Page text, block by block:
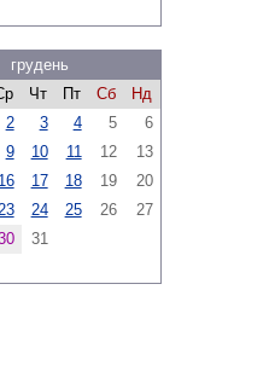
грудень
Чт Пт Сб
Нд
2 3 4 5
6
9 10 11 12
13
16 17 18 19
20
24 25 26
27
31